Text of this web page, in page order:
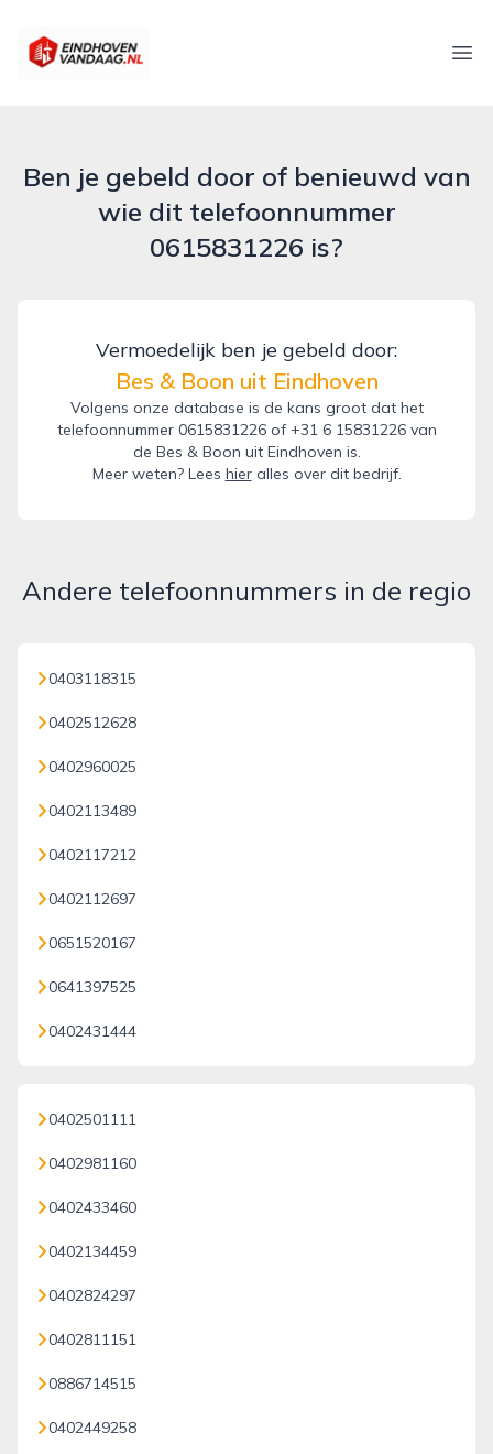
eindhovenvandaag.nl
Ben je gebeld door of benieuwd van
wie dit telefoonnummer
0615831226 is?
Vermoedelijk ben je gebeld door:
Bes & Boon uit Eindhoven
Volgens onze database is de kans groot dat het
telefoonnummer 0615831226 of +31 6 15831226 van
de Bes & Boon uit Eindhoven is.
Meer weten? Lees hieralles over dit bedrijf.
Andere telefoonnummers in de regio
0403118315
0402512628
0402960025
0402113489
0402117212
0402112697
0651520167
0641397525
0402431444
0402501111
0402981160
0402433460
0402134459
0402824297
0402811151
0886714515
0402449258